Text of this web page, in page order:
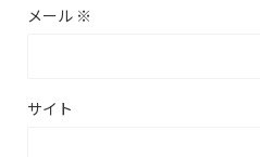
メール ※
サイト